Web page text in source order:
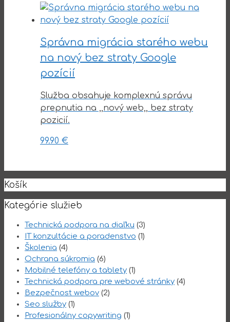
Správna migrácia starého webu
na nový bez straty Google
pozícií
Služba obsahuje komplexnú správu
prepnutia na ,,nový web,, bez straty
pozicií.
99.90 €
Košík
Kategórie služieb
Technická podpora na diaľku (3)
IT konzultácie a poradenstvo (1)
Školenia (4)
Ochrana súkromia (6)
Mobilné telefóny a tablety (1)
Technická podpora pre webové stránky (4)
Bezpečnost webov (2)
Seo služby (1)
Profesionálny copywriting (1)